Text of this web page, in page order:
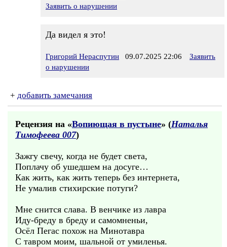
Заявить о нарушении
Да видел я это!
Григорий Нераспутин 09.07.2025 22:06
Заявить
о нарушении
+ добавить замечания
Рецензия на «Вопиющая в пустыне» (Наталья
Тимофеева 007)
Зажгу свечу, когда не будет света,
Поплачу об ушедшем на досуге…
Как жить, как жить теперь без интернета,
Не умалив стихирские потуги?
Мне снится слава. В венчике из лавра
Иду-бреду в бреду и самомненьи,
Осёл Пегас похож на Минотавра
С тавром моим, шальной от умиленья.